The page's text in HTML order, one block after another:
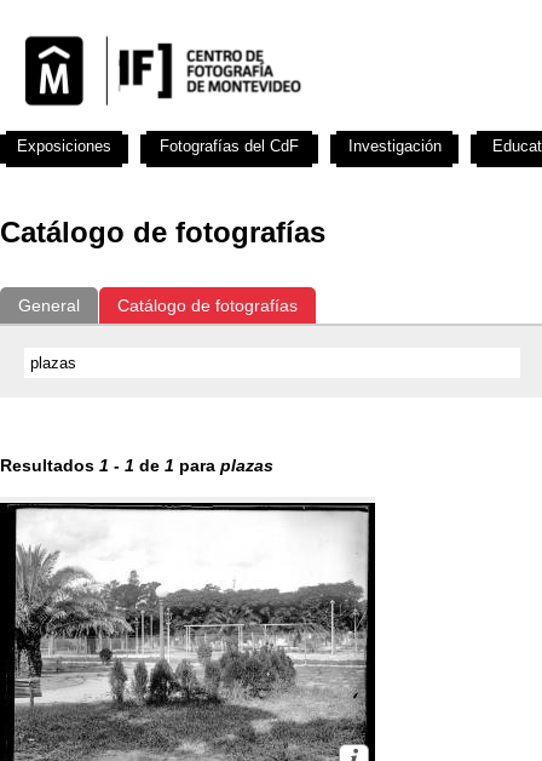
Catálogo de fotografías
General Catálogo de fotografías
Resultados 1 - 1 de 1 para plazas
Exposiciones Fotografías del CdF Investigación